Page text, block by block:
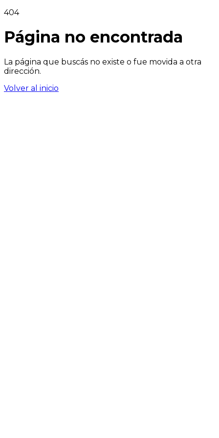
404
Página no encontrada
La página que buscás no existe o fue movida a otra
dirección.
Volver al inicio